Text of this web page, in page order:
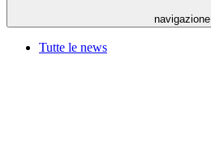
navigazione
Tutte le news